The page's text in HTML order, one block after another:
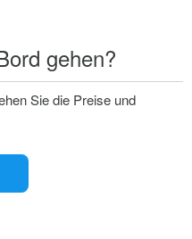
gehen?
Sie die Preise und